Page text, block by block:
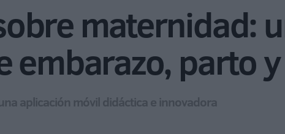
maternidad:
embarazo, parto
aplicación móvil didáctica e innovadora